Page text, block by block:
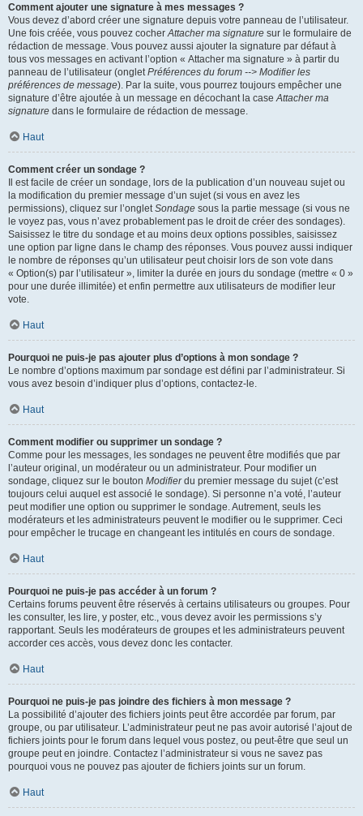
Comment ajouter une signature à mes messages ?
Vous devez d’abord créer une signature depuis votre panneau de l’utilisateur.
Une fois créée, vous pouvez cocherAttacher ma signature sur le formulaire de
rédaction de message. Vous pouvez aussi ajouter la signature par défaut à
tous vos messages en activant l’option « Attacher ma signature » à partir du
panneau de l’utilisateur (ongletPréférences du forum --> Modifier les
préférences de message). Par la suite, vous pourrez toujours empêcher une
signature d’être ajoutée à un message en décochant la caseAttacher ma
signature dans le formulaire de rédaction de message.
Haut
Comment créer un sondage ?
Il est facile de créer un sondage, lors de la publication d’un nouveau sujet ou
la modification du premier message d’un sujet (si vous en avez les
permissions), cliquez sur l’ongletSondage sous la partie message (si vous ne
le voyez pas, vous n’avez probablement pas le droit de créer des sondages).
Saisissez le titre du sondage et au moins deux options possibles, saisissez
une option par ligne dans le champ des réponses. Vous pouvez aussi indiquer
le nombre de réponses qu’un utilisateur peut choisir lors de son vote dans
« Option(s) par l’utilisateur », limiter la durée en jours du sondage (mettre « 0 »
pour une durée illimitée) et enfin permettre aux utilisateurs de modifier leur
vote.
Haut
Pourquoi ne puis-je pas ajouter plus d’options à mon sondage ?
Le nombre d’options maximum par sondage est défini par l’administrateur. Si
vous avez besoin d’indiquer plus d’options, contactez-le.
Haut
Comment modifier ou supprimer un sondage ?
Comme pour les messages, les sondages ne peuvent être modifiés que par
l’auteur original, un modérateur ou un administrateur. Pour modifier un
sondage, cliquez sur le bouton Modifierdu premier message du sujet (c’est
toujours celui auquel est associé le sondage). Si personne n’a voté, l’auteur
peut modifier une option ou supprimer le sondage. Autrement, seuls les
modérateurs et les administrateurs peuvent le modifier ou le supprimer. Ceci
pour empêcher le trucage en changeant les intitulés en cours de sondage.
Haut
Pourquoi ne puis-je pas accéder à un forum ?
Certains forums peuvent être réservés à certains utilisateurs ou groupes. Pour
les consulter, les lire, y poster, etc., vous devez avoir les permissions s’y
rapportant. Seuls les modérateurs de groupes et les administrateurs peuvent
accorder ces accès, vous devez donc les contacter.
Haut
Pourquoi ne puis-je pas joindre des fichiers à mon message ?
La possibilité d’ajouter des fichiers joints peut être accordée par forum, par
groupe, ou par utilisateur. L’administrateur peut ne pas avoir autorisé l’ajout de
fichiers joints pour le forum dans lequel vous postez, ou peut-être que seul un
groupe peut en joindre. Contactez l’administrateur si vous ne savez pas
pourquoi vous ne pouvez pas ajouter de fichiers joints sur un forum.
Haut